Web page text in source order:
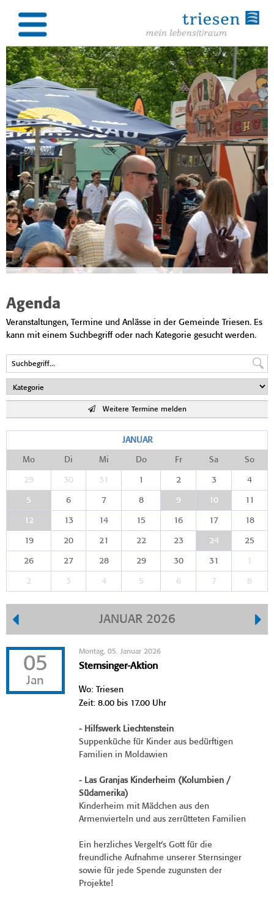
Agenda
Veranstaltungen, Termine und Anlässe in der Gemeinde Triesen. Es
kann mit einem Suchbegriff oder nach Kategorie gesucht werden.
Weitere Termine melden
JANUAR
Mo Di Mi Do Fr Sa So
29 30 31 1 2 3 4
5 6 7 8 9 10 11
12 13 14 15 16 17 18
19 20 21 22 23 24 25
26 27 28 29 30 31 1
2 3 4 5 6 7 8
JANUAR 2026
05
Jan
Montag, 05. Januar 2026
Sternsinger-Aktion
Wo: Triesen
Zeit: 8.00 bis 17.00 Uhr
- Hilfswerk Liechtenstein
Suppenküche für Kinder aus bedürftigen
Familien in Moldawien
- Las Granjas Kinderheim (Kolumbien /
Südamerika)
Kinderheim mit Mädchen aus den
Armenvierteln und aus zerrütteten Familien
Ein herzliches Vergelt‘s Gott für die
freundliche Aufnahme unserer Sternsinger
sowie für jede Spende zugunsten der
Projekte!